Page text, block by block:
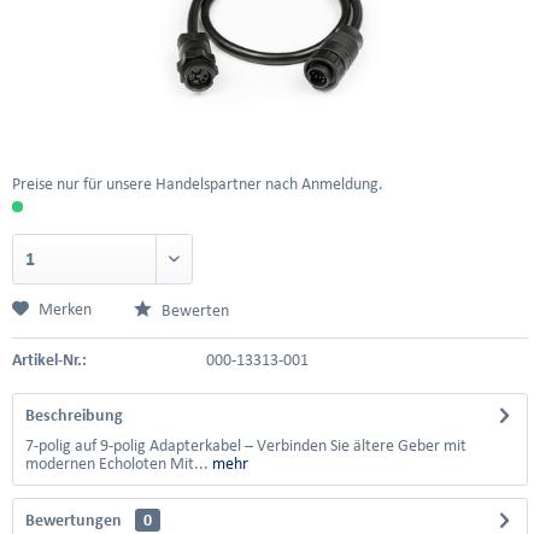
Preise nur für unsere Handelspartner nach Anmeldung.
Merken Bewerten
Artikel-Nr.: 000-13313-001
Beschreibung
7-polig auf 9-polig Adapterkabel – Verbinden Sie ältere Geber mit
modernen Echoloten Mit... mehr
Bewertungen
0